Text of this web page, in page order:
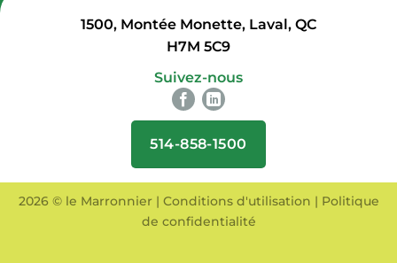
1500, Montée Monette, Laval, QC
H7M 5C9
Suivez-nous
514-858-1500
2026 © le Marronnier | Conditions d'utilisation | Politique
de confidentialité